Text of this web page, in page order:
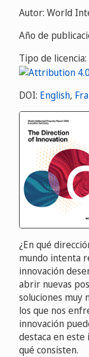
Autor: World
Año de
Tipo de licencia:
DOI: English,
¿En qué
mundo intenta
innovación
abrir nuevas
soluciones muy
los que nos
innovación
destaca en
qué consisten.